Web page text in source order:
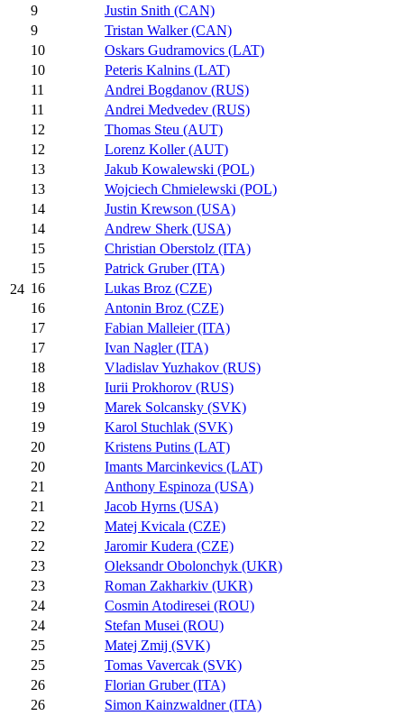
24
9
Justin Snith (CAN)
9
Tristan Walker (CAN)
10
Oskars Gudramovics (LAT)
10
Peteris Kalnins (LAT)
11
Andrei Bogdanov (RUS)
11
Andrei Medvedev (RUS)
12
Thomas Steu (AUT)
12
Lorenz Koller (AUT)
13
Jakub Kowalewski (POL)
13
Wojciech Chmielewski (POL)
14
Justin Krewson (USA)
14
Andrew Sherk (USA)
15
Christian Oberstolz (ITA)
15
Patrick Gruber (ITA)
16
Lukas Broz (CZE)
16
Antonin Broz (CZE)
17
Fabian Malleier (ITA)
17
Ivan Nagler (ITA)
18
Vladislav Yuzhakov (RUS)
18
Iurii Prokhorov (RUS)
19
Marek Solcansky (SVK)
19
Karol Stuchlak (SVK)
20
Kristens Putins (LAT)
20
Imants Marcinkevics (LAT)
21
Anthony Espinoza (USA)
21
Jacob Hyrns (USA)
22
Matej Kvicala (CZE)
22
Jaromir Kudera (CZE)
23
Oleksandr Obolonchyk (UKR)
23
Roman Zakharkiv (UKR)
24
Cosmin Atodiresei (ROU)
24
Stefan Musei (ROU)
25
Matej Zmij (SVK)
25
Tomas Vavercak (SVK)
26
Florian Gruber (ITA)
26
Simon Kainzwaldner (ITA)